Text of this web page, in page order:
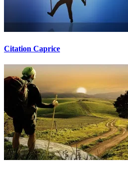
Citation Caprice